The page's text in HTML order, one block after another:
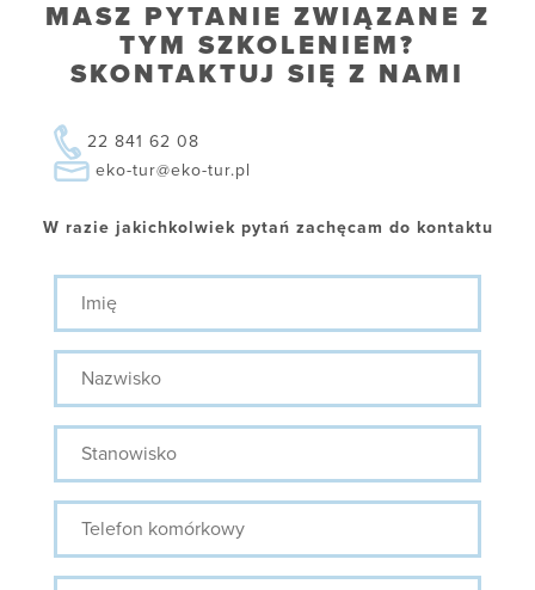
MASZ PYTANIE ZWIĄZANE Z
TYM SZKOLENIEM?
SKONTAKTUJ SIĘ Z NAMI
22 841 62 08
eko-tur@eko-tur.pl
W razie jakichkolwiek pytań zachęcam do kontaktu
Imię
Nazwisko
Stanowisko
Telefon
komórkowy
E-